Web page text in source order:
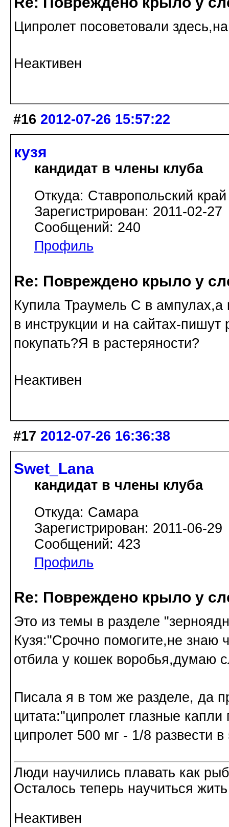
Ципролет посоветовали
Неактивен
#16 2012-07-26 15:57:22
кузя
кандидат в члены клуба
Откуда: Ставропольский край
Зарегистрирован: 2011-02-27
Сообщений: 240
Профиль
Re: Повреждено крыло у
Купила Траумель С в ампулах,а
в инструкции и на сайтах-
покупать?Я в растеряности?
Неактивен
#17 2012-07-26 16:36:38
Swet_Lana
кандидат в члены клуба
Откуда: Самара
Зарегистрирован: 2011-06-29
Сообщений: 423
Профиль
Re: Повреждено крыло у
Это из темы в разделе
Кузя:"Срочно помогите,не знаю
отбила у кошек воробья,думаю
Писала я в том же разделе, да
цитата:"ципролет глазные
ципролет 500 мг - 1/8 развести
Люди научились плавать как
Осталось теперь научиться
Неактивен